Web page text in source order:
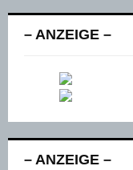
– ANZEIGE –
– ANZEIGE –